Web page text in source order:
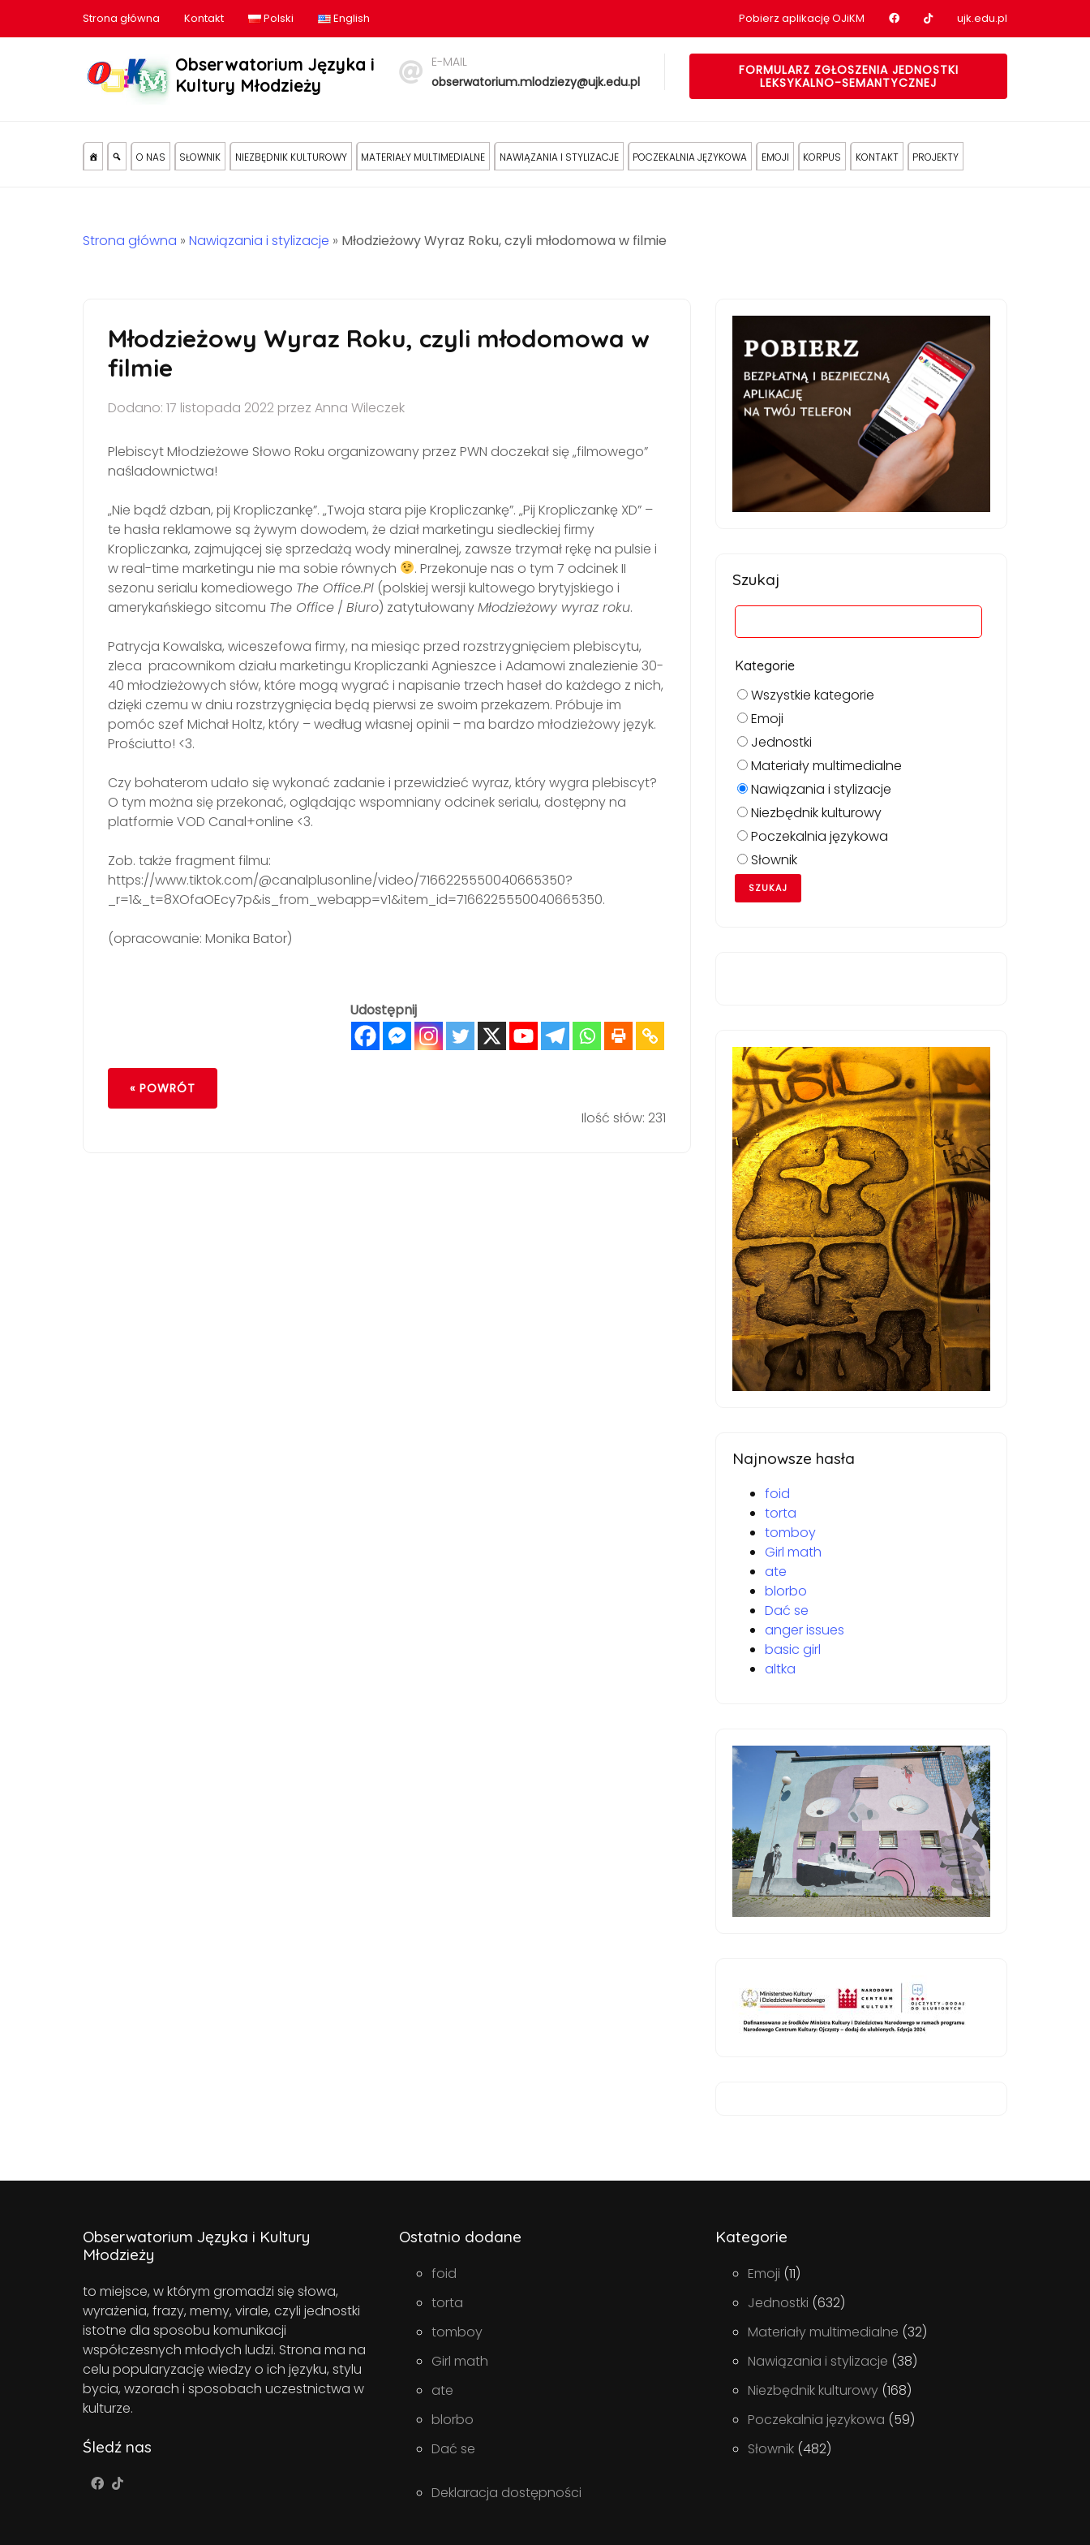
Strona główna Kontakt Polski English Pobierz aplikację OJiKM Nasz profil na Facebook
Nasz profil na tiktok
ujk.edu.pl
Obserwatorium Języka i
Kultury Młodzieży
E-MAIL
obserwatorium.mlodziezy@ujk.edu.pl
FORMULARZ ZGŁOSZENIA JEDNOSTKI
LEKSYKALNO-SEMANTYCZNEJ
O NAS SŁOWNIK NIEZBĘDNIK KULTUROWY MATERIAŁY MULTIMEDIALNE NAWIĄZANIA I STYLIZACJE POCZEKALNIA JĘZYKOWA EMOJI KORPUS KONTAKT PROJEKTY
Strona główna » Nawiązania i stylizacje » Młodzieżowy Wyraz Roku, czyli młodomowa w filmie
Młodzieżowy Wyraz Roku, czyli młodomowa w
filmie
Dodano: 17 listopada 2022 przez Anna Wileczek
Plebiscyt Młodzieżowe Słowo Roku organizowany przez PWN doczekał się „filmowego”
naśladownictwa!
„Nie bądź dzban, pij Kropliczankę”. „Twoja stara pije Kropliczankę”. „Pij Kropliczankę XD” –
te hasła reklamowe są żywym dowodem, że dział marketingu siedleckiej firmy
Kropliczanka, zajmującej się sprzedażą wody mineralnej, zawsze trzymał rękę na pulsie i
w real-time marketingu nie ma sobie równych
. Przekonuje nas o tym 7 odcinek II
sezonu serialu komediowego The Office.Pl (polskiej wersji kultowego brytyjskiego i
amerykańskiego sitcomu The Office / Biuro) zatytułowanyMłodzieżowy wyraz roku.
Patrycja Kowalska, wiceszefowa firmy, na miesiąc przed rozstrzygnięciem plebiscytu,
zleca pracownikom działu marketingu Kropliczanki Agnieszce i Adamowi znalezienie 30-
40 młodzieżowych słów, które mogą wygrać i napisanie trzech haseł do każdego z nich,
dzięki czemu w dniu rozstrzygnięcia będą pierwsi ze swoim przekazem. Próbuje im
pomóc szef Michał Holtz, który – według własnej opinii – ma bardzo młodzieżowy język.
Prościutto! <3.
Czy bohaterom udało się wykonać zadanie i przewidzieć wyraz, który wygra plebiscyt?
O tym można się przekonać, oglądając wspomniany odcinek serialu, dostępny na
platformie VOD Canal+online <3.
Zob. także fragment filmu:
https://www.tiktok.com/@canalplusonline/video/7166225550040665350?
_r=1&_t=8XOfaOEcy7p&is_from_webapp=v1&item_id=7166225550040665350.
(opracowanie: Monika Bator)
Udostępnij
« POWRÓT
Ilość słów: 231
Szukaj
Kategorie
Wszystkie kategorie
Emoji
Jednostki
Materiały multimedialne
Nawiązania i stylizacje
Niezbędnik kulturowy
Poczekalnia językowa
Słownik
Najnowsze hasła
foid
torta
tomboy
Girl math
ate
blorbo
Dać se
anger issues
basic girl
altka
Obserwatorium Języka i Kultury
Młodzieży
to miejsce, w którym gromadzi się słowa,
wyrażenia, frazy, memy, virale, czyli jednostki
istotne dla sposobu komunikacji
współczesnych młodych ludzi. Strona ma na
celu popularyzację wiedzy o ich języku, stylu
bycia, wzorach i sposobach uczestnictwa w
kulturze.
Śledź nas
Ostatnio dodane
foid
torta
tomboy
Girl math
ate
blorbo
Dać se
Deklaracja dostępności
Kategorie
Emoji (11)
Jednostki (632)
Materiały multimedialne (32)
Nawiązania i stylizacje (38)
Niezbędnik kulturowy (168)
Poczekalnia językowa (59)
Słownik (482)